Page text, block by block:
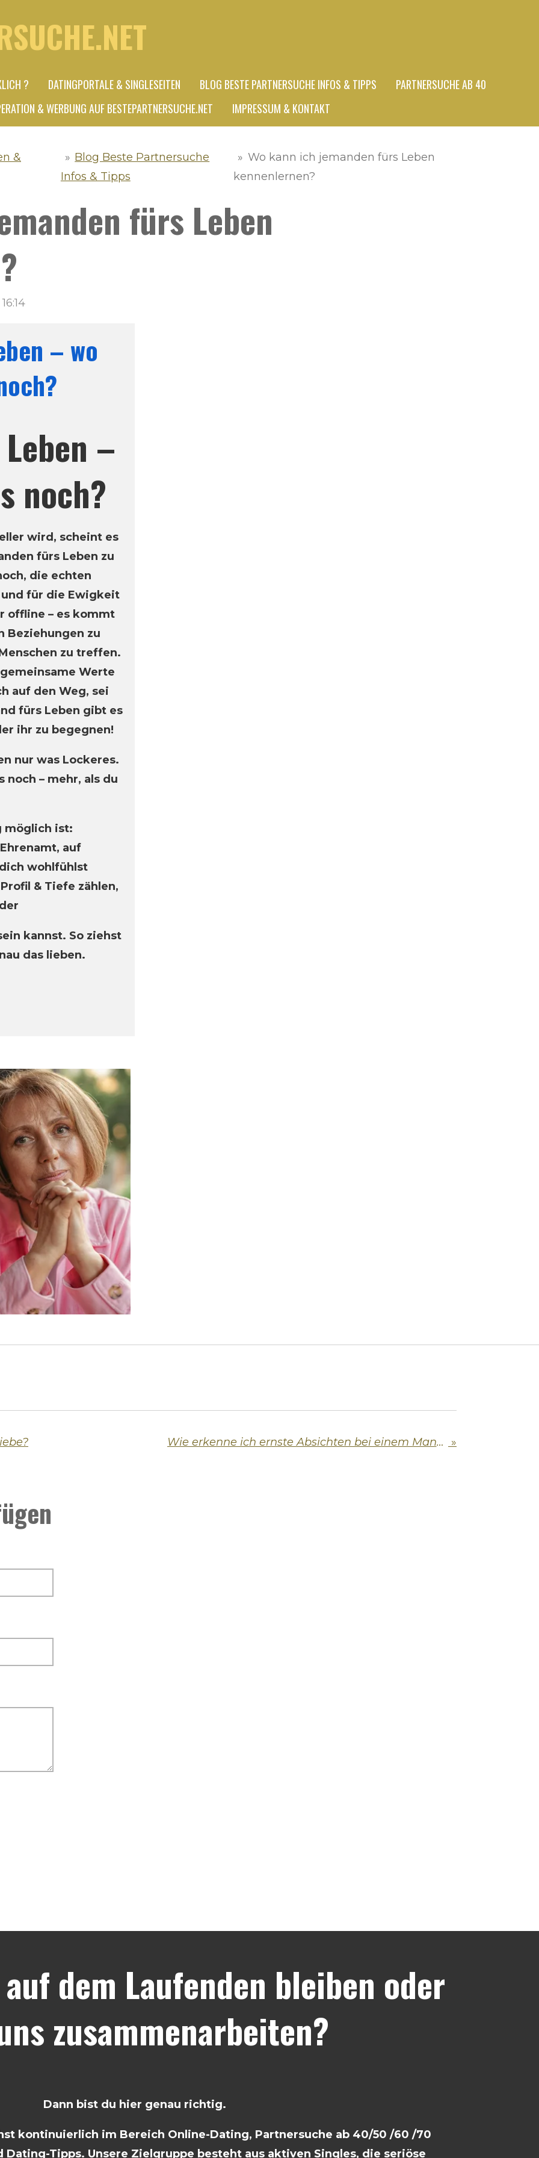
? DATINGPORTALE & SINGLESEITEN BLOG BESTE PARTNERSUCHE INFOS & TIPPS
PARTNERSUCHE AB 40
& WERBUNG AUF BESTEPARTNERSUCHE.NET IMPRESSUM & KONTAKT
&
» Blog Beste Partnersuche
Infos & Tipps
» Wo kann ich jemanden fürs Leben
kennenlernen?
fürs Leben
– wo
–
noch?
wird, scheint es
fürs Leben zu
die echten
für die Ewigkeit
offline – es kommt
Beziehungen zu
zu treffen.
Werte
auf den Weg, sei
fürs Leben gibt es
ihr zu begegnen!
nur was Lockeres.
noch – mehr, als du
möglich ist:
auf
wohlfühlst
& Tiefe zählen,
kannst. So ziehst
das lieben.
Wie erkenne ich ernste Absichten bei einem Mann? »
dem Laufenden bleiben oder
zusammenarbeiten?
Dann bist du hier genau richtig.
kontinuierlich im Bereich Online-Dating, Partnersuche ab 40/50 /60 /70
Dating-Tipps. Unsere Zielgruppe besteht aus aktiven Singles, die seriöse